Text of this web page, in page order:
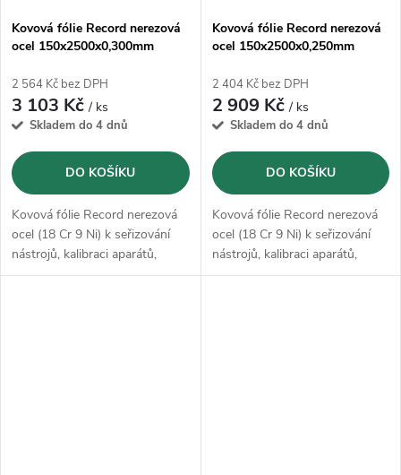
Kovová fólie Record nerezová
ocel 150x2500x0,300mm
2 564 Kč bez DPH
3 103 Kč/ ks
Skladem do 4 dnů
DO KOŠÍKU
Kovová fólie Record nerezová
ocel (18 Cr 9 Ni) k seřizování
nástrojů, kalibraci aparátů,
vyrovnání tolerancí, podložení
Kovová fólie Record nerezová
ocel 150x2500x0,250mm
2 404 Kč bez DPH
2 909 Kč/ ks
Skladem do 4 dnů
DO KOŠÍKU
Kovová fólie Record nerezová
ocel (18 Cr 9 Ni) k seřizování
nástrojů, kalibraci aparátů,
vyrovnání tolerancí, podložení